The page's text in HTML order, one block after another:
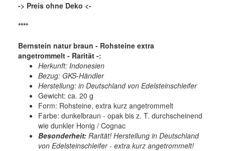
-> Preis ohne Deko <-
****
Bernstein natur braun - Rohsteine extra
angetrommelt - Rarität -:
Herkunft: Indonesien
Bezug: GKS-Händler
Herstellung: in Deutschland von Edelsteinschleifer
Gewicht: ca. 20 g
Form: Rohsteine, extra kurz angetrommelt
Farbe: dunkelbraun - opak bis z. T. durchscheinend
wie dunkler Honig / Cognac
Besonderheit: Rarität! Herstellung in Deutschland
von Edelsteinschleifer - extra kurz angetrommelt!